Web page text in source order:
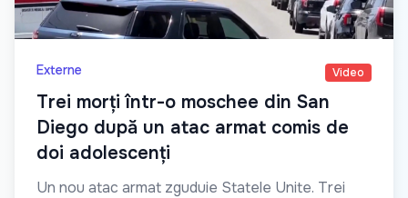
Externe Video
Trei morți într-o moschee din San
Diego după un atac armat comis de
doi adolescenți
Un nou atac armat zguduie Statele Unite. Trei